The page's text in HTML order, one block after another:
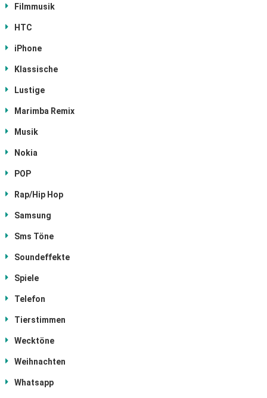
Filmmusik
HTC
iPhone
Klassische
Lustige
Marimba Remix
Musik
Nokia
POP
Rap/Hip Hop
Samsung
Sms Töne
Soundeffekte
Spiele
Telefon
Tierstimmen
Wecktöne
Weihnachten
Whatsapp